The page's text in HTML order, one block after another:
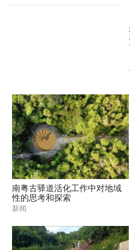
南粤古驿道活化工作中对地域
性的思考和探索
新闻